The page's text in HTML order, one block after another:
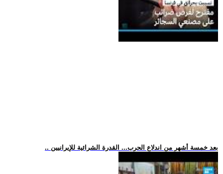
.. بعد خمسة أشهر من اندلاع الحرب... القدرة الشرائية للإيرانيين